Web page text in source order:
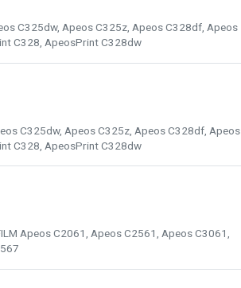
C325dw, Apeos C325z, Apeos C328df, Apeos
C328, ApeosPrint C328dw
C325dw, Apeos C325z, Apeos C328df, Apeos
C328, ApeosPrint C328dw
Apeos C2061, Apeos C2561, Apeos C3061,